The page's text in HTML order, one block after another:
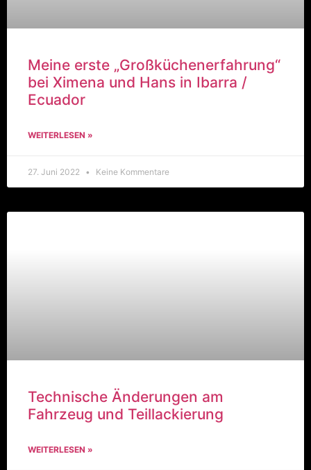
Meine erste „Großküchenerfahrung“
bei Ximena und Hans in Ibarra /
Ecuador
WEITERLESEN »
27. Juni 2022 Keine Kommentare
Technische Änderungen am
Fahrzeug und Teillackierung
WEITERLESEN »